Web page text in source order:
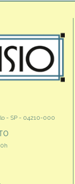
- SP - 04210-000